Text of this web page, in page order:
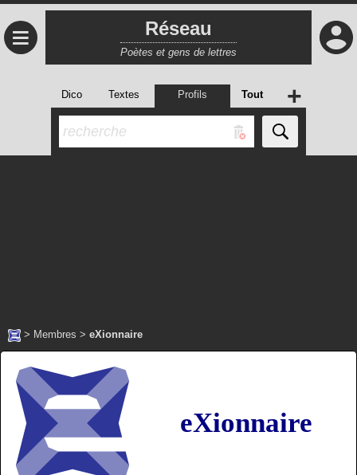
≡ Réseau
Poètes et gens de lettres
Dico Textes Profils Tout +
> Membres > eXionnaire
eXionnaire